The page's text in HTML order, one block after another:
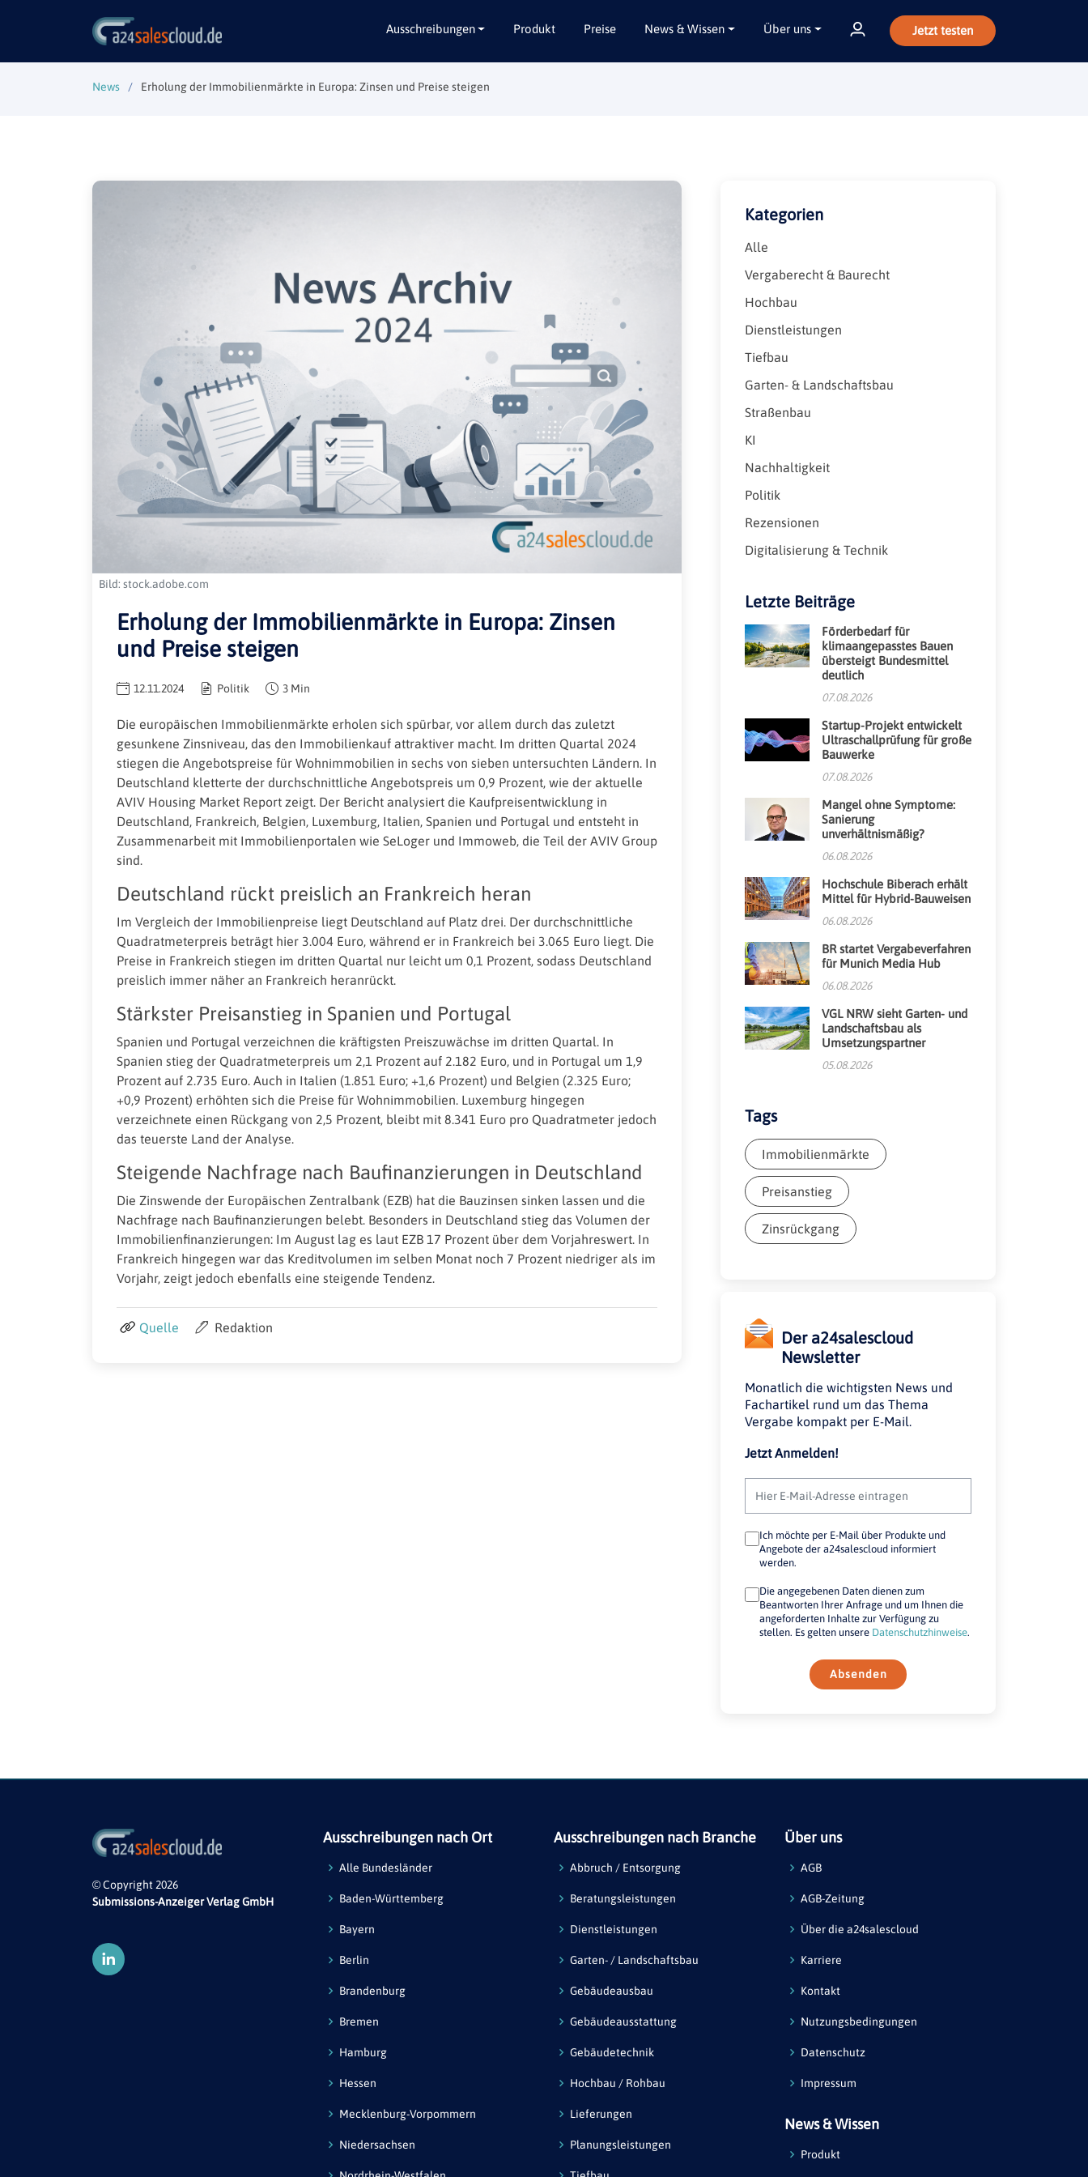
Ausschreibungen
Alle Bundesländer
Hessen
Mecklenburg-Vorpommern
Niedersachsen
Nordrhein-Westfalen
Rheinland-Pfalz
Saarland
Sachsen
Sachsen-Anhalt
Schleswig-Holstein
Thüringen
Lieferungen
Planungsleistungen
Tiefbau
Verkehrsbau
Produkt Preise News & Wissen Über uns Jetzt testen
News Erholung der Immobilienmärkte in Europa: Zinsen und Preise steigen
Bild: stock.adobe.com
Erholung der Immobilienmärkte in Europa: Zinsen
und Preise steigen
12.11.2024 Politik 3 Min
Die europäischen Immobilienmärkte erholen sich spürbar, vor allem durch das zuletzt
gesunkene Zinsniveau, das den Immobilienkauf attraktiver macht. Im dritten Quartal 2024
stiegen die Angebotspreise für Wohnimmobilien in sechs von sieben untersuchten Ländern. In
Deutschland kletterte der durchschnittliche Angebotspreis um 0,9 Prozent, wie der aktuelle
AVIV Housing Market Report zeigt. Der Bericht analysiert die Kaufpreisentwicklung in
Deutschland, Frankreich, Belgien, Luxemburg, Italien, Spanien und Portugal und entsteht in
Zusammenarbeit mit Immobilienportalen wie SeLoger und Immoweb, die Teil der AVIV Group
sind.
Deutschland rückt preislich an Frankreich heran
Im Vergleich der Immobilienpreise liegt Deutschland auf Platz drei. Der durchschnittliche
Quadratmeterpreis beträgt hier 3.004 Euro, während er in Frankreich bei 3.065 Euro liegt. Die
Preise in Frankreich stiegen im dritten Quartal nur leicht um 0,1 Prozent, sodass Deutschland
preislich immer näher an Frankreich heranrückt.
Stärkster Preisanstieg in Spanien und Portugal
Spanien und Portugal verzeichnen die kräftigsten Preiszuwächse im dritten Quartal. In
Spanien stieg der Quadratmeterpreis um 2,1 Prozent auf 2.182 Euro, und in Portugal um 1,9
Prozent auf 2.735 Euro. Auch in Italien (1.851 Euro; +1,6 Prozent) und Belgien (2.325 Euro;
+0,9 Prozent) erhöhten sich die Preise für Wohnimmobilien. Luxemburg hingegen
verzeichnete einen Rückgang von 2,5 Prozent, bleibt mit 8.341 Euro pro Quadratmeter jedoch
das teuerste Land der Analyse.
Steigende Nachfrage nach Baufinanzierungen in Deutschland
Die Zinswende der Europäischen Zentralbank (EZB) hat die Bauzinsen sinken lassen und die
Nachfrage nach Baufinanzierungen belebt. Besonders in Deutschland stieg das Volumen der
Immobilienfinanzierungen: Im August lag es laut EZB 17 Prozent über dem Vorjahreswert. In
Frankreich hingegen war das Kreditvolumen im selben Monat noch 7 Prozent niedriger als im
Vorjahr, zeigt jedoch ebenfalls eine steigende Tendenz.
Quelle Redaktion
Kategorien
Alle
Vergaberecht & Baurecht
Hochbau
Dienstleistungen
Tiefbau
Garten- & Landschaftsbau
Straßenbau
KI
Nachhaltigkeit
Politik
Rezensionen
Digitalisierung & Technik
Letzte Beiträge
Förderbedarf für
klimaangepasstes Bauen
übersteigt Bundesmittel
deutlich
07.08.2026
Startup-Projekt entwickelt
Ultraschallprüfung für große
Bauwerke
07.08.2026
Mangel ohne Symptome:
Sanierung
unverhältnismäßig?
06.08.2026
Hochschule Biberach erhält
Mittel für Hybrid-Bauweisen
06.08.2026
BR startet Vergabeverfahren
für Munich Media Hub
06.08.2026
VGL NRW sieht Garten- und
Landschaftsbau als
Umsetzungspartner
05.08.2026
Tags
Immobilienmärkte
Preisanstieg
Zinsrückgang
Der a24salescloud
Newsletter
Monatlich die wichtigsten News und
Fachartikel rund um das Thema
Vergabe kompakt per E-Mail.
Jetzt Anmelden!
Ich möchte per E-Mail über Produkte und
Angebote der a24salescloud informiert
werden.
Die angegebenen Daten dienen zum
Beantworten Ihrer Anfrage und um Ihnen die
angeforderten Inhalte zur Verfügung zu
stellen. Es gelten unsere Datenschutzhinweise.
Absenden
© Copyright 2026
Submissions-Anzeiger Verlag GmbH
Ausschreibungen nach Ort
Alle Bundesländer
Baden-Württemberg
Bayern
Berlin
Brandenburg
Bremen
Hamburg
Hessen
Mecklenburg-Vorpommern
Niedersachsen
Ausschreibungen nach Branche
Abbruch / Entsorgung
Beratungsleistungen
Dienstleistungen
Garten- / Landschaftsbau
Gebäudeausbau
Gebäudeausstattung
Gebäudetechnik
Hochbau / Rohbau
Lieferungen
Planungsleistungen
Über uns
AGB
AGB-Zeitung
Über die a24salescloud
Karriere
Kontakt
Nutzungsbedingungen
Datenschutz
Impressum
News & Wissen
Produkt